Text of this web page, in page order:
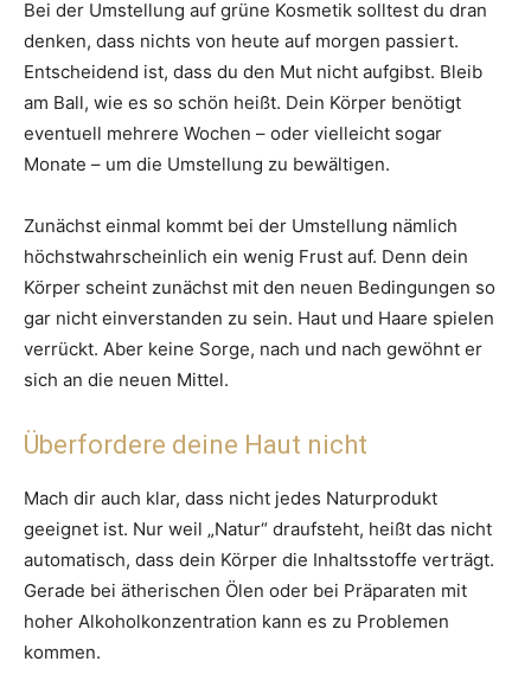
Bei der Umstellung auf grüne Kosmetik solltest du dran
denken, dass nichts von heute auf morgen passiert.
Entscheidend ist, dass du den Mut nicht aufgibst. Bleib
am Ball, wie es so schön heißt. Dein Körper benötigt
eventuell mehrere Wochen – oder vielleicht sogar
Monate – um die Umstellung zu bewältigen.
Zunächst einmal kommt bei der Umstellung nämlich
höchstwahrscheinlich ein wenig Frust auf. Denn dein
Körper scheint zunächst mit den neuen Bedingungen so
gar nicht einverstanden zu sein. Haut und Haare spielen
verrückt. Aber keine Sorge, nach und nach gewöhnt er
sich an die neuen Mittel.
Überfordere deine Haut nicht
Mach dir auch klar, dass nicht jedes Naturprodukt
geeignet ist. Nur weil „Natur“ draufsteht, heißt das nicht
automatisch, dass dein Körper die Inhaltsstoffe verträgt.
Gerade bei ätherischen Ölen oder bei Präparaten mit
hoher Alkoholkonzentration kann es zu Problemen
kommen.